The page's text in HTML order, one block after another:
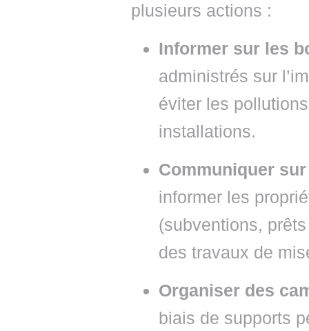
plusieurs actions :
Informer sur les
administrés sur
éviter les
installations.
Communiquer
informer les
(subventions,
des travaux de
Organiser des
biais de supports